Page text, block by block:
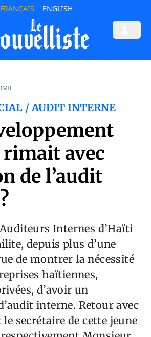
FRANÇAIS ENGLISH
/ AUDIT INTERNE
avec
de l’audit
Internes d’Haïti
depuis plus d’une
de montrer la nécessité
haïtiennes,
d’avoir un
interne. Retour avec
secrétaire de cette jeune